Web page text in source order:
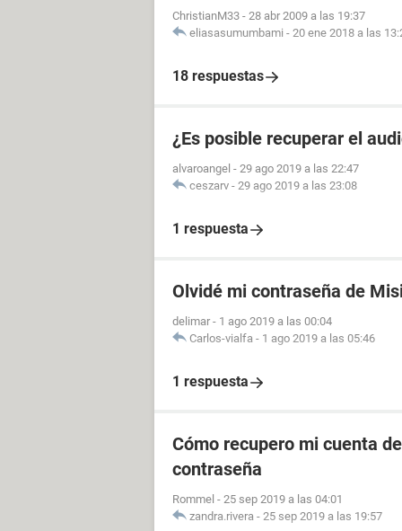
ChristianM33 - 28 abr 2009 a las 19:37
eliasasumumbami - 20 ene 2018 a las
18 respuestas
¿Es posible recuperar el
alvaroangel - 29 ago 2019 a las 22:47
ceszarv - 29 ago 2019 a las 23:08
1 respuesta
Olvidé mi contraseña de
delimar - 1 ago 2019 a las 00:04
Carlos-vialfa - 1 ago 2019 a las 05:46
1 respuesta
Cómo recupero mi cuenta
contraseña
Rommel - 25 sep 2019 a las 04:01
zandra.rivera - 25 sep 2019 a las 19:57